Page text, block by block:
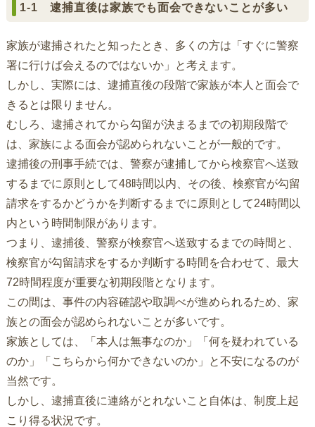
1-1 逮捕直後は家族でも面会できないことが多い
家族が逮捕されたと知ったとき、多くの方は「すぐに警察
署に行けば会えるのではないか」と考えます。
しかし、実際には、逮捕直後の段階で家族が本人と面会で
きるとは限りません。
むしろ、逮捕されてから勾留が決まるまでの初期段階で
は、家族による面会が認められないことが一般的です。
逮捕後の刑事手続では、警察が逮捕してから検察官へ送致
するまでに原則として48時間以内、その後、検察官が勾留
請求をするかどうかを判断するまでに原則として24時間以
内という時間制限があります。
つまり、逮捕後、警察が検察官へ送致するまでの時間と、
検察官が勾留請求をするか判断する時間を合わせて、最大
72時間程度が重要な初期段階となります。
この間は、事件の内容確認や取調べが進められるため、家
族との面会が認められないことが多いです。
家族としては、「本人は無事なのか」「何を疑われている
のか」「こちらから何かできないのか」と不安になるのが
当然です。
しかし、逮捕直後に連絡がとれないこと自体は、制度上起
こり得る状況です。